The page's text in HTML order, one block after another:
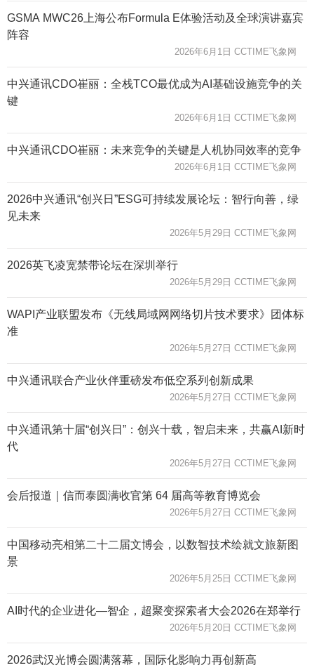
GSMA MWC26上海公布Formula E体验活动及全球演讲嘉宾
阵容
2026年6月1日 CCTIME飞象网
中兴通讯CDO崔丽：全栈TCO最优成为AI基础设施竞争的关
键
2026年6月1日 CCTIME飞象网
中兴通讯CDO崔丽：未来竞争的关键是人机协同效率的竞争
2026年6月1日 CCTIME飞象网
2026中兴通讯“创兴日”ESG可持续发展论坛：智行向善，绿
见未来
2026年5月29日 CCTIME飞象网
2026英飞凌宽禁带论坛在深圳举行
2026年5月29日 CCTIME飞象网
WAPI产业联盟发布《无线局域网网络切片技术要求》团体标
准
2026年5月27日 CCTIME飞象网
中兴通讯联合产业伙伴重磅发布低空系列创新成果
2026年5月27日 CCTIME飞象网
中兴通讯第十届“创兴日”：创兴十载，智启未来，共赢AI新时
代
2026年5月27日 CCTIME飞象网
会后报道｜信而泰圆满收官第 64 届高等教育博览会
2026年5月27日 CCTIME飞象网
中国移动亮相第二十二届文博会，以数智技术绘就文旅新图
景
2026年5月25日 CCTIME飞象网
AI时代的企业进化—智企，超聚变探索者大会2026在郑举行
2026年5月20日 CCTIME飞象网
2026武汉光博会圆满落幕，国际化影响力再创新高